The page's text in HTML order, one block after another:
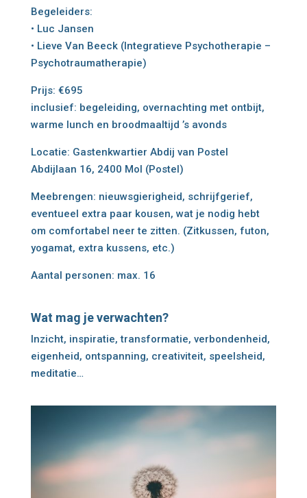
Begeleiders:
• Luc Jansen
• Lieve Van Beeck(Integratieve Psychotherapie –
Psychotraumatherapie)
Prijs: €695
inclusief: begeleiding, overnachting met ontbijt,
warme lunch en broodmaaltijd ’s avonds
Locatie: Gastenkwartier Abdij van Postel
Abdijlaan 16, 2400 Mol (Postel)
Meebrengen: nieuwsgierigheid, schrijfgerief,
eventueel extra paar kousen, wat je nodig hebt
om comfortabel neer te zitten. (Zitkussen, futon,
yogamat, extra kussens, etc.)
Aantal personen: max. 16
Wat mag je verwachten?
Inzicht, inspiratie, transformatie, verbondenheid,
eigenheid, ontspanning, creativiteit, speelsheid,
meditatie…